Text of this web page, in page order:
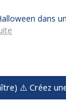
dans
⚠️ Créez